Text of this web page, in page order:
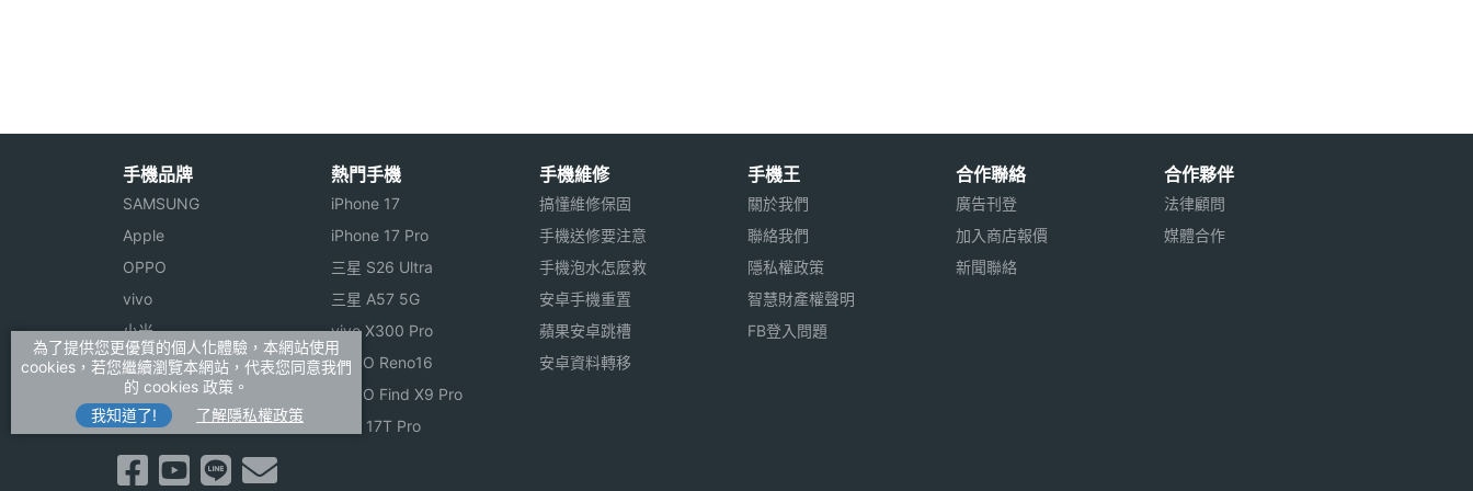
◎ 512MB RAM / 4GB ROM
◎ Wi-Fi、藍牙
◎ 5ATM 防水等級
◎ 心率感測器
◎ 音樂媒體串流、Google Pay
◎ 可更換式錶帶設計
◎ 採用磁吸式充電方式
Misfit Vapor X 美國上市日期未定，以上規格僅供參考，手機
王隨時補充最新資料。
連接與應用
Wi-Fi
NFC Yes
藍牙
衛星定位
手機品牌
SAMSUNG
Apple
OPPO
vivo
小米
ASUS
Sony
realme
熱門手機
iPhone 17
iPhone 17 Pro
三星 S26 Ultra
三星 A57 5G
vivo X300 Pro
OPPO Reno16
OPPO Find X9 Pro
小米 17T Pro
手機維修
搞懂維修保固
手機送修要注意
手機泡水怎麼救
安卓手機重置
蘋果安卓跳槽
安卓資料轉移
手機王
關於我們
聯絡我們
隱私權政策
智慧財產權聲明
FB登入問題
合作聯絡
廣告刊登
加入商店報價
新聞聯絡
合作夥伴
法律顧問
媒體合作
為了提供您更優質的個人化體驗，本網站使用
cookies，若您繼續瀏覽本網站，代表您同意我們
的 cookies 政策。
我知道了!
了解隱私權政策